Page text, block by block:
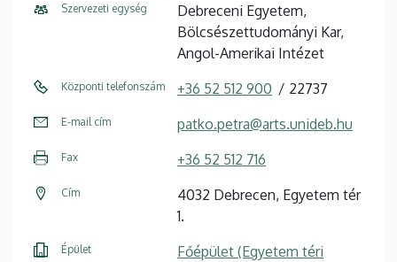
Szervezeti egység
Debreceni Egyetem,
Bölcsészettudományi Kar,
Angol-Amerikai Intézet
Központi telefonszám +36 52 512 900 22737
E-mail cím patko.petra@arts.unideb.hu
Fax +36 52 512 716
Cím
4032 Debrecen, Egyetem tér
1.
Épület
Főépület (Egyetem téri